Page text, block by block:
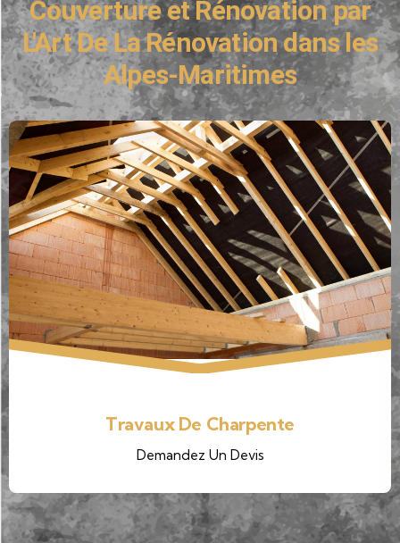
Couverture et Rénovation par
L'Art De La Rénovation dans les
Alpes-Maritimes
Travaux Isolation
Demandez Un Devis